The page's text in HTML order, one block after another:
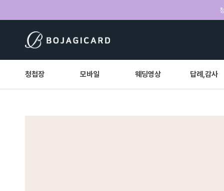
청첩장 모바일 웨딩영상 답례,감사